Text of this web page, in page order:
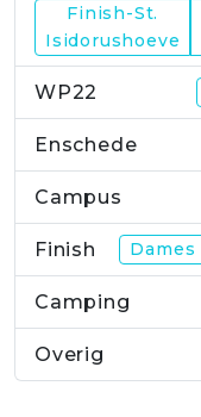
WP21
Finish-St.
Isidorushoeve
WP22
Enschede
Campus
Finish Dames
Camping
Overig